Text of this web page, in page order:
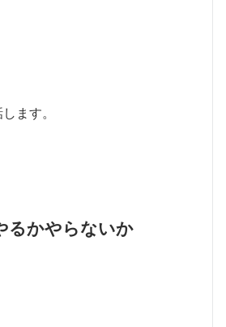
ます。
るかやらないか